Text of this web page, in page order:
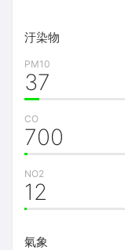
汙染物
PM10
37
CO
700
NO2
12
氣象